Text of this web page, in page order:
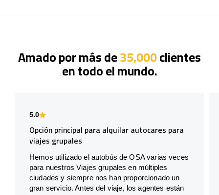
Amado por más de35,000clientes
en todo el mundo.
5.0
Opción principal para alquilar autocares para
viajes grupales
Hemos utilizado el autobús de OSA varias veces
para nuestros Viajes grupales en múltiples
ciudades y siempre nos han proporcionado un
gran servicio. Antes del viaje, los agentes están